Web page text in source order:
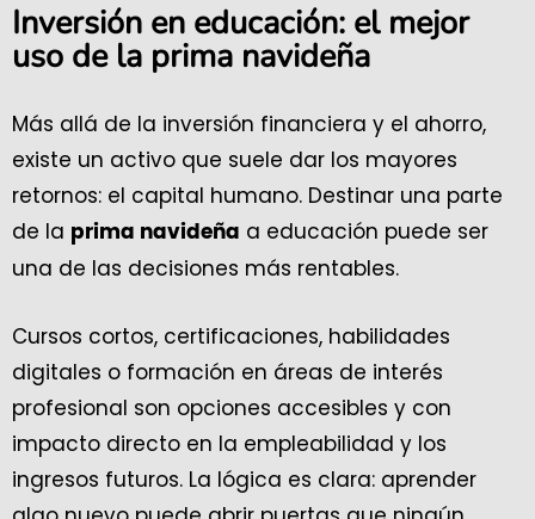
Inversión en educación: el mejor
uso de la prima navideña
Más allá de la inversión financiera y el ahorro,
existe un activo que suele dar los mayores
retornos: el capital humano. Destinar una parte
de la prima navideña a educación puede ser
una de las decisiones más rentables.
Cursos cortos, certificaciones, habilidades
digitales o formación en áreas de interés
profesional son opciones accesibles y con
impacto directo en la empleabilidad y los
ingresos futuros. La lógica es clara: aprender